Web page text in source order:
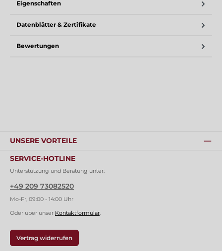
Eigenschaften
Datenblätter & Zertifikate
Bewertungen
SERVICE-HOTLINE
Unterstützung und Beratung unter:
+49 209 73082520
Mo-Fr, 09:00 - 14:00 Uhr
Oder über unser Kontaktformular.
Vertrag widerrufen
UNSERE VORTEILE